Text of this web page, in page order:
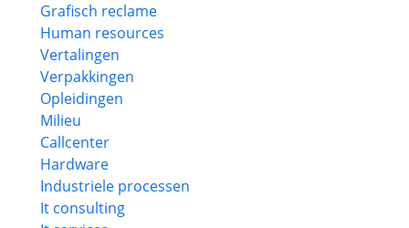
Grafisch reclame
Human resources
Vertalingen
Verpakkingen
Opleidingen
Milieu
Callcenter
Hardware
Industriele processen
It consulting